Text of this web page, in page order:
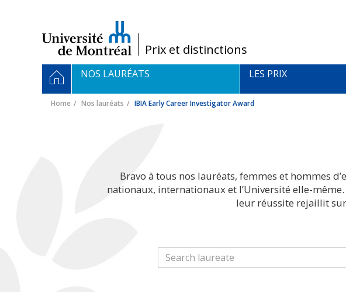
/Prix et distinctions
Navigation
principale
HOMENOS LAURÉATS LES PRIX
Home Nos lauréats IBIA Early Career Investigator Award
Bravo à tous nos lauréats, femmes et hommes
nationaux, internationaux et l’Université elle-
leur réussite rejaillit